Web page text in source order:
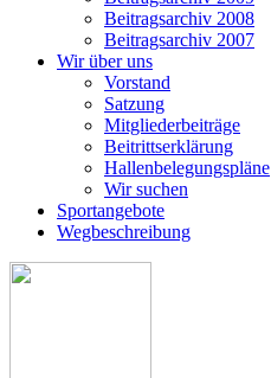
Beitragsarchiv 2008
Beitragsarchiv 2007
Wir über uns
Vorstand
Satzung
Mitgliederbeiträge
Beitrittserklärung
Hallenbelegungspläne
Wir suchen
Sportangebote
Wegbeschreibung